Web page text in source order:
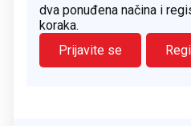
dva ponuđena načina i
koraka.
Prijavite se